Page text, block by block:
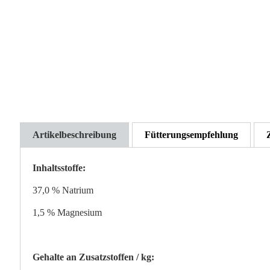
Artikelbeschreibung
Inhaltsstoffe:
37,0 % Natrium
1,5 % Magnesium
Gehalte an Zusatzstoffen / kg:
Fütterungsempfehlung